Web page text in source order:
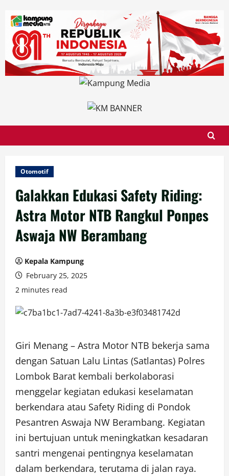
content
Otomotif
Galakkan Edukasi Safety Riding:
Astra Motor NTB Rangkul Ponpes
Aswaja NW Berambang
Kepala Kampung
February 25, 2025
2 minutes read
Giri Menang – Astra Motor NTB bekerja sama
dengan Satuan Lalu Lintas (Satlantas) Polres
Lombok Barat kembali berkolaborasi
menggelar kegiatan edukasi keselamatan
berkendara atau Safety Riding di Pondok
Pesantren Aswaja NW Berambang. Kegiatan
ini bertujuan untuk meningkatkan kesadaran
santri mengenai pentingnya keselamatan
dalam berkendara, terutama di jalan raya.